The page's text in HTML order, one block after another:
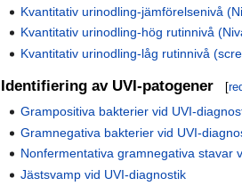
Kvantitativ urinodling-jämförelsenivå
Kvantitativ urinodling-hög rutinnivå
Kvantitativ urinodling-låg rutinnivå
Identifiering av UVI-patogener [
Grampositiva bakterier vid UVI-
Gramnegativa bakterier vid UVI-
Nonfermentativa gramnegativa stavar
Jästsvamp vid UVI-diagnostik